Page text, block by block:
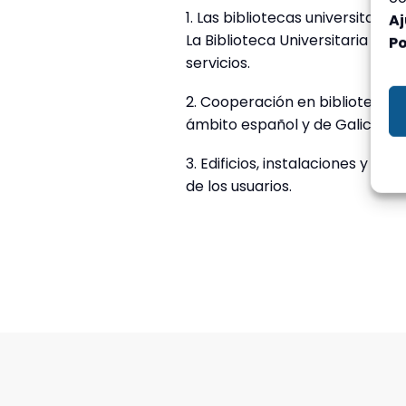
1. Las bibliotecas
La Biblioteca Universitaria de
servicios.
2. Cooperación en bibliotecas
ámbito español y de Galicia.
3. Edificios, instalaciones y
de los usuarios.